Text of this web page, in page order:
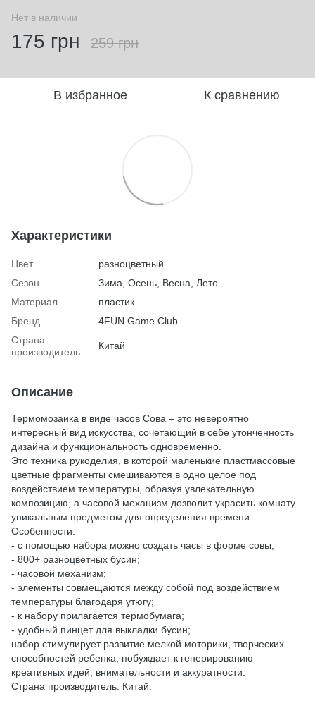
Нет в наличии
175 грн 259 грн
В избранное К сравнению
Характеристики
Цвет
разноцветный
Сезон
Зима, Осень, Весна, Лето
Материал
пластик
Бренд
4FUN Game Club
Страна
производитель
Китай
Описание
Термомозаика в виде часов Сова – это невероятно
интересный вид искусства, сочетающий в себе утонченность
дизайна и функциональность одновременно.
Это техника рукоделия, в которой маленькие пластмассовые
цветные фрагменты смешиваются в одно целое под
воздействием температуры, образуя увлекательную
композицию, а часовой механизм дозволит украсить комнату
уникальным предметом для определения времени.
Особенности:
- с помощью набора можно создать часы в форме совы;
- 800+ разноцветных бусин;
- часовой механизм;
- элементы совмещаются между собой под воздействием
температуры благодаря утюгу;
- к набору прилагается термобумага;
- удобный пинцет для выкладки бусин;
набор стимулирует развитие мелкой моторики, творческих
способностей ребенка, побуждает к генерированию
креативных идей, внимательности и аккуратности.
Страна производитель: Китай.